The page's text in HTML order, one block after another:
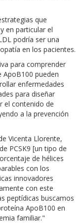
que
en particular el
podría ser una
en los pacientes.
para comprender
pueden
enfermedades
para diseñar
el contenido de
a la prevención
Vicenta Llorente,
PCSK9 [un tipo de
de hélices
con los
innovadores
con este
peptídicas buscamos
ApoB100 en
familiar."